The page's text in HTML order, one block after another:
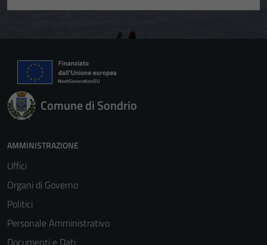
Comune di Sondrio
AMMINISTRAZIONE
Uffici
Organi di Governo
Politici
Personale Amministrativo
Documenti e Dati